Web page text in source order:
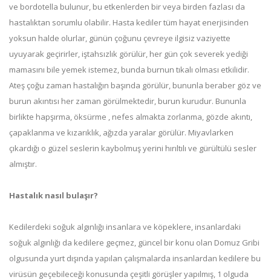
ve bordotella bulunur, bu etkenlerden bir veya birden fazlası da
hastalıktan sorumlu olabilir. Hasta kediler tüm hayat enerjisinden
yoksun halde olurlar, günün çoğunu çevreye ilgisiz vaziyette
uyuyarak geçirirler, iştahsızlık görülür, her gün çok severek yediği
mamasını bile yemek istemez, bunda burnun tıkalı olması etkilidir.
Ateş çoğu zaman hastalığın başında görülür, bununla beraber göz ve
burun akıntısı her zaman görülmektedir, burun kurudur. Bununla
birlikte hapşırma, öksürme , nefes almakta zorlanma, gözde akıntı,
çapaklanma ve kızarıklık, ağızda yaralar görülür. Miyavlarken
çıkardığı o güzel seslerin kaybolmuş yerini hırıltılı ve gürültülü sesler
almıştır.
Hastalık nasıl bulaşır?
Kedilerdeki soğuk algınlığı insanlara ve köpeklere, insanlardaki
soğuk algınlığı da kedilere geçmez, güncel bir konu olan Domuz Gribi
olgusunda yurt dışında yapılan çalışmalarda insanlardan kedilere bu
virüsün geçebileceği konusunda çeşitli görüşler yapılmış, 1 olguda